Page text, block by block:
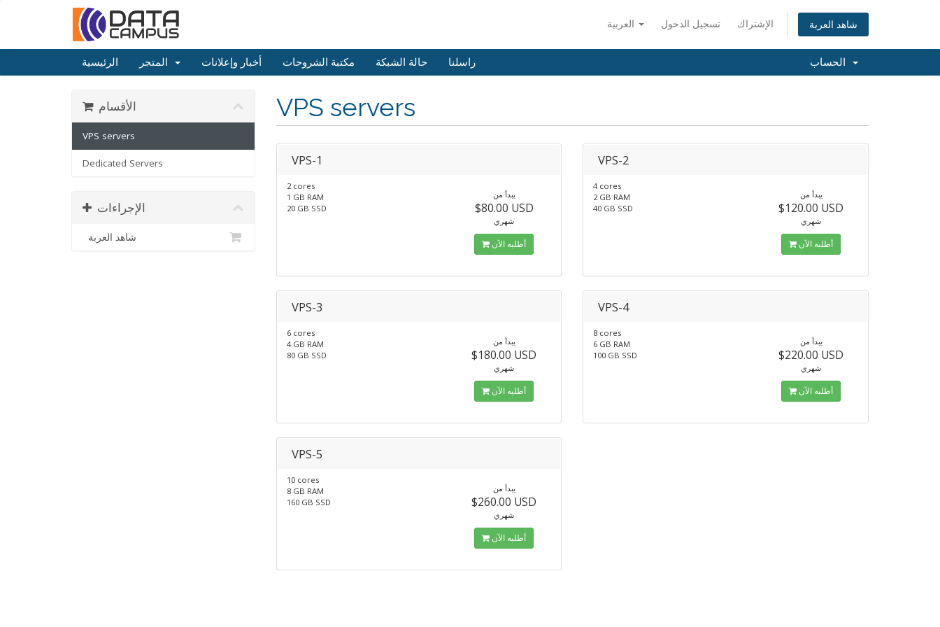
تسجيل الدخول الإشتراك شاهد العربة
الرئيسية أخبار وإعلانات مكتبة الشروحات حالة الشبكة راسلنا
VPS servers الأقسام
VPS servers
Dedicated Servers
الإجراءات
شاهد العربة
VPS-1
2 cores
1 GB RAM
20 GB SSD
يبدأ من
$80.00 USD
شهري
أطلبه الآن
VPS-2
4 cores
2 GB RAM
40 GB SSD
يبدأ من
$120.00 USD
شهري
أطلبه الآن
VPS-3
6 cores
4 GB RAM
80 GB SSD
يبدأ من
$180.00 USD
شهري
أطلبه الآن
VPS-4
8 cores
6 GB RAM
100 GB SSD
يبدأ من
$220.00 USD
شهري
أطلبه الآن
VPS-5
10 cores
8 GB RAM
160 GB SSD
يبدأ من
$260.00 USD
شهري
أطلبه الآن